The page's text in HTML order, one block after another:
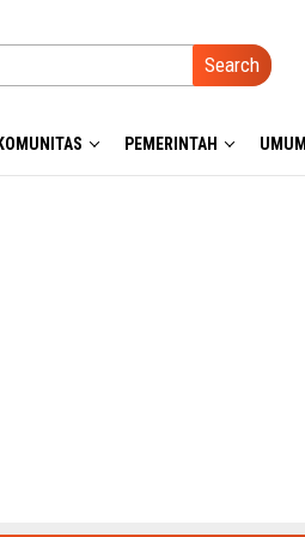
Search
KOMUNITAS PEMERINTAH UMUM